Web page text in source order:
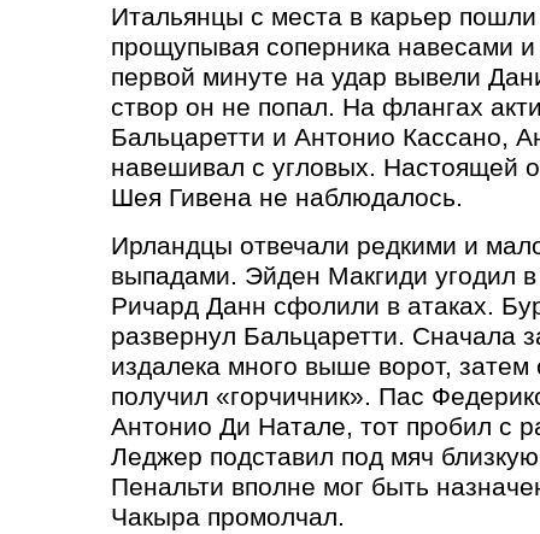
Итальянцы с места в карьер
прощупывая соперника навесами
первой минуте на удар вывели
створ он не попал. На флангах
Бальцаретти и Антонио Кассано,
навешивал с угловых. Настоящей
Шея Гивена не наблюдалось.
Ирландцы отвечали редкими и
выпадами. Эйден Макгиди угодил
Ричард Данн сфолили в атаках.
развернул Бальцаретти. Сначала
издалека много выше ворот,
получил «горчичник». Пас
Антонио Ди Натале, тот пробил с
Леджер подставил под мяч близкую
Пенальти вполне мог быть
Чакыра промолчал.